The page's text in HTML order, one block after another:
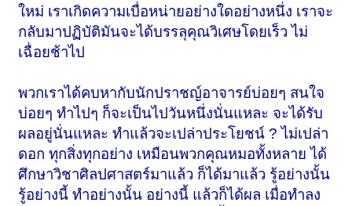
ใหม่ เราเกิดความเบื่อหน่ายอย่างใดอย่างหนึ่ง เราจะ
กลับมาปฏิบัติมันจะได้บรรลุคุณวิเศษโดยเร็ว ไม่
เฉื่อยช้าไป
พวกเราได้คบหากับนักปราชญ์อาจารย์บ่อยๆ สนใจ
บ่อยๆ ทำไปๆ ก็จะเป็นไปวันหนึ่งนั่นแหละ จะได้รับ
ผลอยู่นั่นแหละ ทำแล้วจะเปล่าประโยชน์ ? ไม่เปล่า
ดอก ทุกสิ่งทุกอย่าง เหมือนพวกคุณหมอทั้งหลาย ได้
ศึกษาวิชาศิลปศาสตร์มาแล้ว ก็ได้มาแล้ว รู้อย่างนั้น
รู้อย่างนี้ ทำอย่างนั้น อย่างนี้ แล้วก็ได้ผล เมื่อทำลง